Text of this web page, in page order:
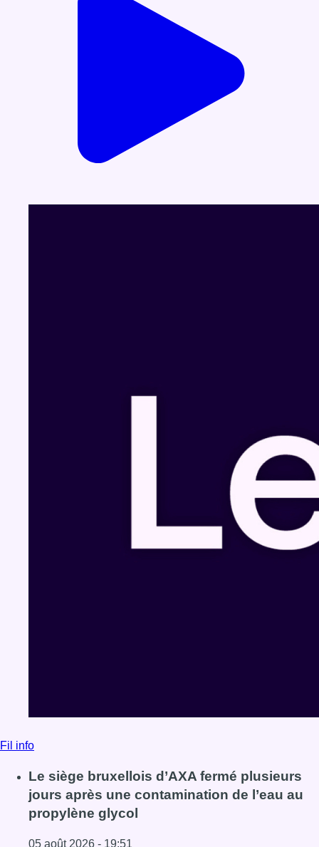
Fil info
Le siège bruxellois d’AXA fermé plusieurs
jours après une contamination de l’eau au
propylène glycol
05 août 2026 - 19:51